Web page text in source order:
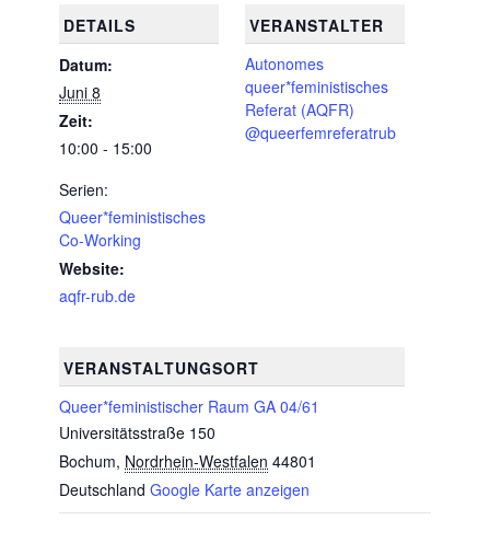
DETAILS
Datum:
Juni 8
Zeit:
10:00 - 15:00
Serien:
Queer*feministisches
Co-Working
Website:
aqfr-rub.de
VERANSTALTUNGSORT
Queer*feministischer Raum GA 04/61
Universitätsstraße 150
Bochum, Nordrhein-Westfalen 44801
Deutschland Google Karte anzeigen
VERANSTALTER
Autonomes
queer*feministisches
Referat (AQFR)
@queerfemreferatrub